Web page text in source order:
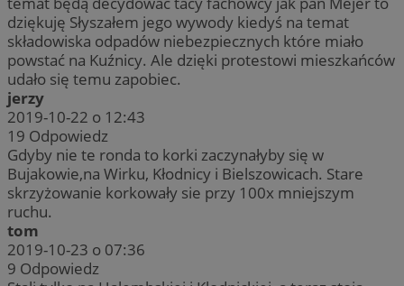
dziękuję Słyszałem jego wywody kiedyś na temat
składowiska odpadów niebezpiecznych które miało
powstać na Kuźnicy. Ale dzięki protestowi mieszkańców
udało się temu zapobiec.
jerzy
2019-10-22 o 12:43
19 Odpowiedz
Gdyby nie te ronda to korki zaczynałyby się w
Bujakowie,na Wirku, Kłodnicy i Bielszowicach. Stare
skrzyżowanie korkowały sie przy 100x mniejszym
ruchu.
tom
2019-10-23 o 07:36
9 Odpowiedz